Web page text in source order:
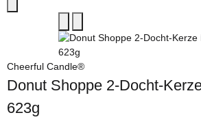
Cheerful Candle®
Donut Shoppe 2-Docht-
623g